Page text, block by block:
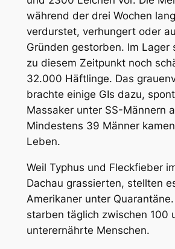
während der drei Wochen
verdurstet, verhungert oder
Gründen gestorben. Im Lager
zu diesem Zeitpunkt noch
32.000 Häftlinge. Das
brachte einige GIs dazu,
Massaker unter SS-Männern
Mindestens 39 Männer
Leben.
Weil Typhus und Fleckfieber
Dachau grassierten, stellten
Amerikaner unter
starben täglich zwischen 100
unterernährte Menschen.